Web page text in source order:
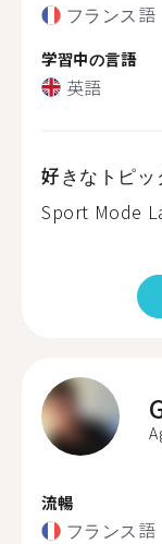
フランス語
学習中の言語
英語
好きなトピッ
Sport Mode
流暢
フランス語